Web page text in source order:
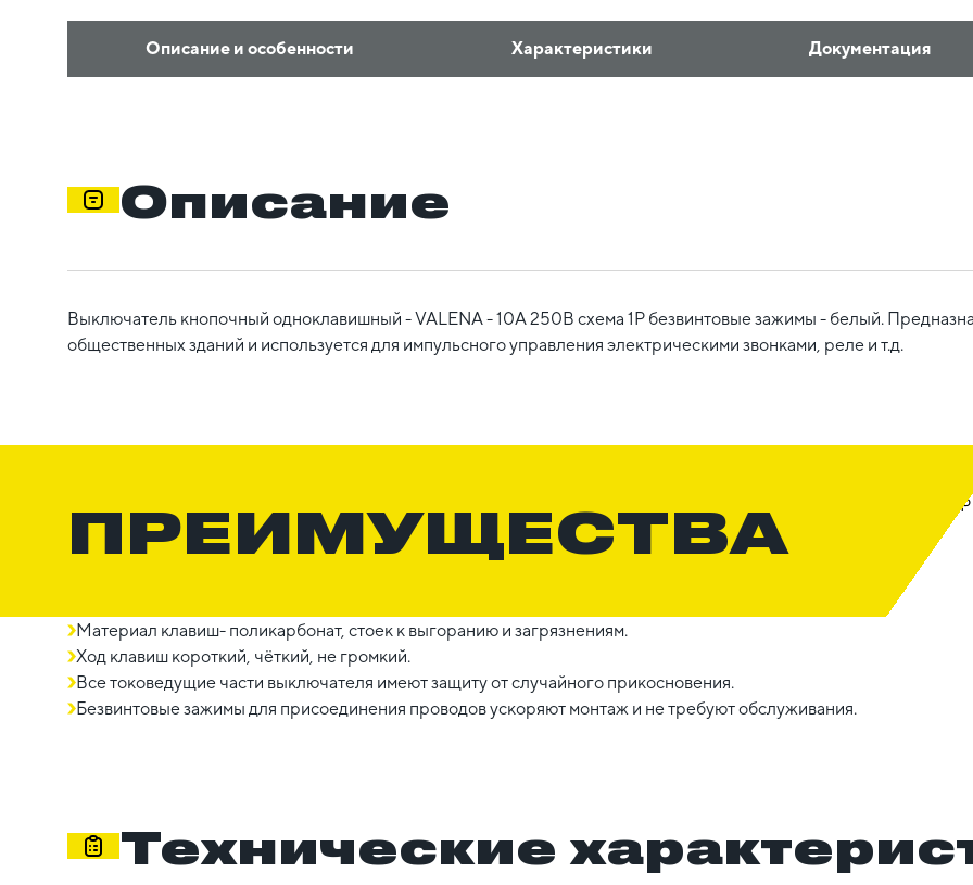
Описание и особенности Характеристики Документация
Описание
Выключатель кнопочный одноклавишный - VALENA - 10А 250В схема 1P безвинтовые зажимы - белый.
общественных зданий и используется для импульсного управления электрическими звонками, реле и т.д.
ПРЕИМУЩЕСТВА
Материал клавиш- поликарбонат, стоек к выгоранию и загрязнениям.
Ход клавиш короткий, чёткий, не громкий.
Все токоведущие части выключателя имеют защиту от случайного прикосновения.
Безвинтовые зажимы для присоединения проводов ускоряют монтаж и не требуют обслуживания.
Технические